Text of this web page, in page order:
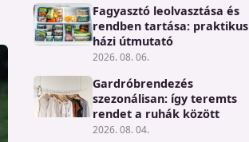
Fagyasztó leolvasztása és
rendben tartása: praktikus
házi útmutató
2026. 08. 06.
Gardróbrendezés
szezonálisan: így teremts
rendet a ruhák között
2026. 08. 04.